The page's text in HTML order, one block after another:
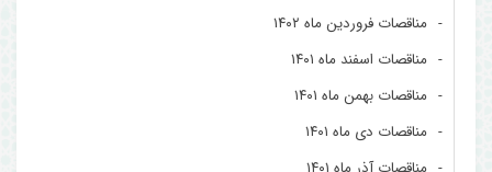
مناقصات فروردین ماه ۱۴۰۲
مناقصات اسفند ماه ۱۴۰۱
مناقصات بهمن ماه ۱۴۰۱
مناقصات دی ماه ۱۴۰۱